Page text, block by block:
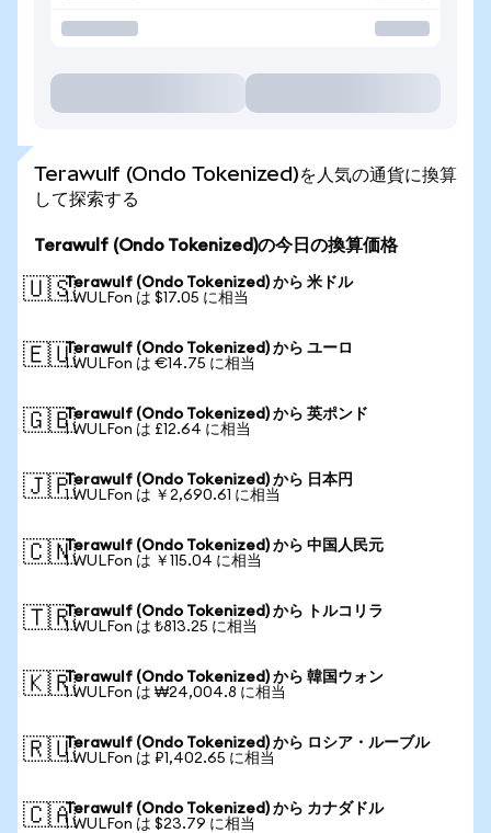
Terawulf (Ondo Tokenized)を人気の通貨に換算
して探索する
Terawulf (Ondo Tokenized)の今日の換算価格
🇺🇸Terawulf (Ondo Tokenized) から 米ドル
1 WULFon は $17.05 に相当
🇪🇺Terawulf (Ondo Tokenized) から ユーロ
1 WULFon は €14.75 に相当
🇬🇧Terawulf (Ondo Tokenized) から 英ポンド
1 WULFon は £12.64 に相当
🇯🇵Terawulf (Ondo Tokenized) から 日本円
1 WULFon は ￥2,690.61 に相当
🇨🇳Terawulf (Ondo Tokenized) から 中国人民元
1 WULFon は ￥115.04 に相当
🇹🇷Terawulf (Ondo Tokenized) から トルコリラ
1 WULFon は ₺813.25 に相当
🇰🇷Terawulf (Ondo Tokenized) から 韓国ウォン
1 WULFon は ₩24,004.8 に相当
🇷🇺Terawulf (Ondo Tokenized) から ロシア・ルーブル
1 WULFon は ₽1,402.65 に相当
🇨🇦Terawulf (Ondo Tokenized) から カナダドル
1 WULFon は $23.79 に相当